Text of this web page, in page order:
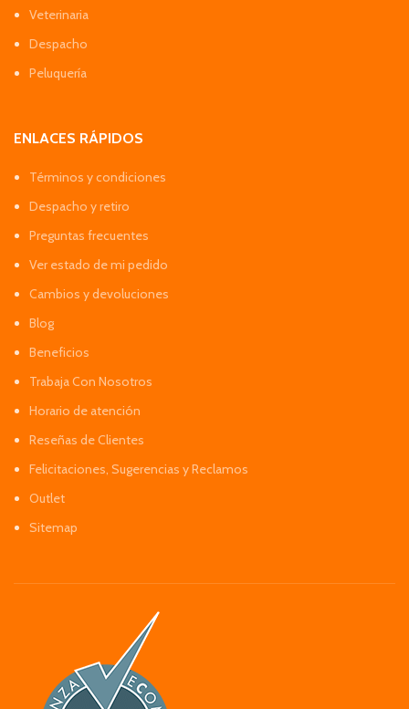
Veterinaria
Despacho
Peluquería
ENLACES RÁPIDOS
Términos y condiciones
Despacho y retiro
Preguntas frecuentes
Ver estado de mi pedido
Cambios y devoluciones
Blog
Beneficios
Trabaja Con Nosotros
Horario de atención
Reseñas de Clientes
Felicitaciones, Sugerencias y Reclamos
Outlet
Sitemap